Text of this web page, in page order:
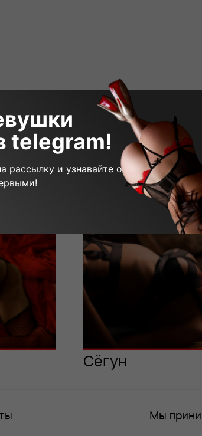
Сёгун
30 000₽ 60
Мы
telegram!
рассылку и узнавайте о